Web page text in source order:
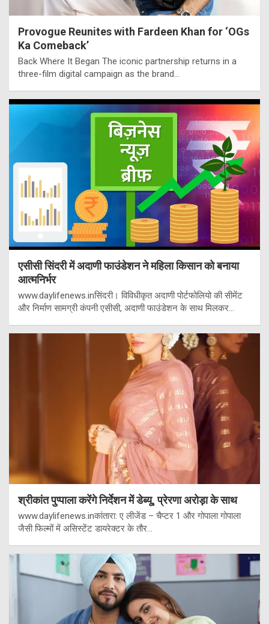
Provogue Reunites with Fardeen Khan for ‘OGs
Ka Comeback’
Back Where It Began The iconic partnership returns in a
three-film digital campaign as the brand…
एसीसी सिंदरी में अदाणी फाउंडेशन ने महिला किसान को बनाया
आत्मनिर्भर
www.daylifenews.inसिंदरी। विविधीकृत अदाणी पोर्टफोलियो की सीमेंट
और निर्माण सामग्री कंपनी एसीसी, अदाणी फाउंडेशन के साथ मिलकर…
श्रीकांत पुप्पाला करेंगे निर्देशन में डेब्यू, प्रेरणा अरोड़ा के साथ
www.daylifenews.inकांतारा: ए लीजेंड – चैप्टर 1 और गोपाला गोपाला
जैसी फिल्मों में असिस्टेंट डायरेक्टर के तौर…